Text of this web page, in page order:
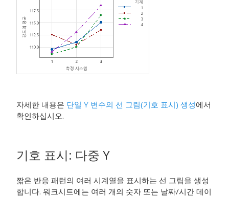
자세한 내용은 단일 Y 변수의 선 그림(기호 표시) 생성에서
확인하십시오.
기호 표시: 다중 Y
짧은 반응 패턴의 여러 시계열을 표시하는 선 그림을 생성
합니다. 워크시트에는 여러 개의 숫자 또는 날짜/시간 데이